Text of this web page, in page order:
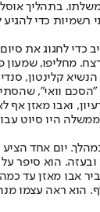
בתהליך
רשמיות כדי
את תוואי הפתרון. ב־31
מחליפו, שמעון
סנדי
"הסכם וואי",
ערפאת לא אהב את
היו סיוט
יום אחד הציע
הוא סיפר
אבו מאזן עד
הוא ראה עצמו